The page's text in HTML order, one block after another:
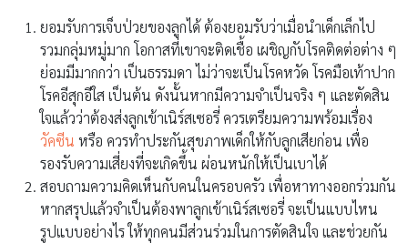
ยอมรับการเจ็บป่วยของลูกได้ ต้องยอมรับว่าเมื่อนำเด็กเล็กไป
รวมกลุ่มหมู่มาก โอกาสที่เขาจะติดเชื้อ เผชิญกับโรคติดต่อต่าง ๆ
ย่อมมีมากกว่า เป็นธรรมดา ไม่ว่าจะเป็นโรคหวัด โรคมือเท้าปาก
โรคอีสุกอีใส เป็นต้น ดังนั้นหากมีความจำเป็นจริง ๆ และตัดสิน
ใจแล้วว่าต้องส่งลูกเข้าเนิร์สเซอรี่ ควรเตรียมความพร้อมเรื่อง
วัคซีน หรือ ควรทำประกันสุขภาพเด็กให้กับลูกเสียก่อน เพื่อ
รองรับความเสี่ยงที่จะเกิดขึ้น ผ่อนหนักให้เป็นเบาได้
สอบถามความคิดเห็นกับคนในครอบครัว เพื่อหาทางออกร่วมกัน
หากสรุปแล้วจำเป็นต้องพาลูกเข้าเนิร์สเซอรี่ จะเป็นแบบไหน
รูปแบบอย่างไร ให้ทุกคนมีส่วนร่วมในการตัดสินใจ และช่วยกัน